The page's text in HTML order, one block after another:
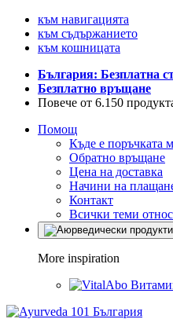
към навигацията
към съдържанието
към кошницата
България: Безплатна
Безплатно връщане
Повече от 6.150
Помощ
Къде е поръчката
Обратно връщане
Цена на доставка
Начини на
Контакт
Всички теми
More inspiration